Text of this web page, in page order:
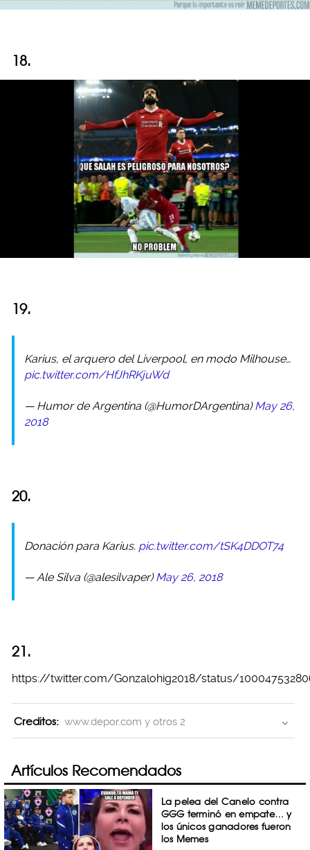
18.
19.
Karius, el arquero del Liverpool, en modo Milhouse…
pic.twitter.com/HfJhRKjuWd
— Humor de Argentina (@HumorDArgentina)May 26,
2018
20.
Donación para Karius. pic.twitter.com/tSK4DDOT74
— Ale Silva (@alesilvaper)May 26, 2018
21.
https://twitter.com/Gonzalohig2018/status/
Creditos: www.depor.com y otros 2
Artículos Recomendados
La pelea del Canelo contra
GGG terminó en empate… y
los únicos ganadores fueron
los Memes